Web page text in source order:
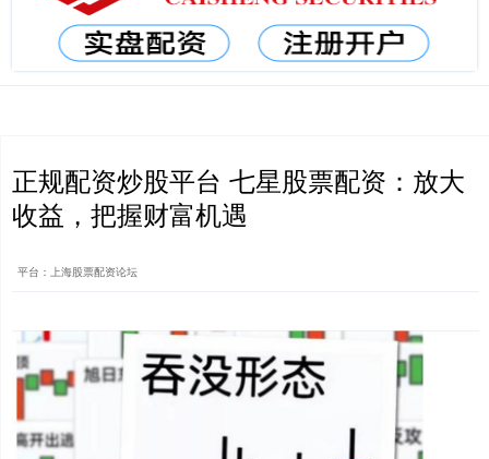
正规配资炒股平台 七星股票配资：放大
收益，把握财富机遇
平台：上海股票配资论坛